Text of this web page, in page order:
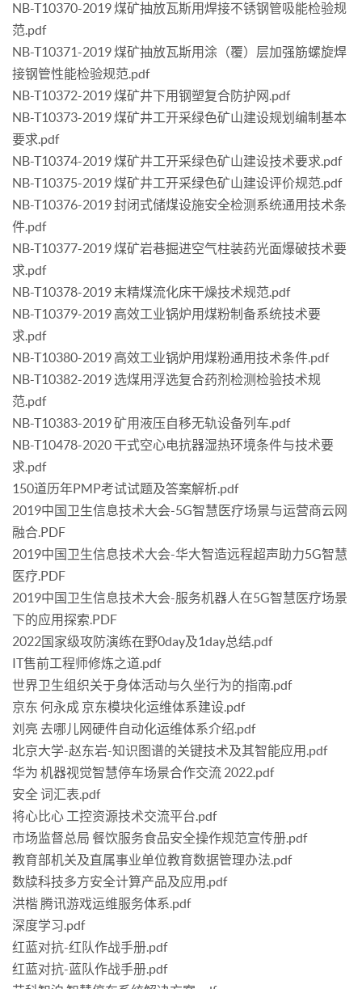
NB-T10370-2019 煤矿抽放瓦斯用焊接不锈钢管吸能检验规
范.pdf
NB-T10371-2019 煤矿抽放瓦斯用涂（覆）层加强筋螺旋焊
接钢管性能检验规范.pdf
NB-T10372-2019 煤矿井下用钢塑复合防护网.pdf
NB-T10373-2019 煤矿井工开采绿色矿山建设规划编制基本
要求.pdf
NB-T10374-2019 煤矿井工开采绿色矿山建设技术要求.pdf
NB-T10375-2019 煤矿井工开采绿色矿山建设评价规范.pdf
NB-T10376-2019 封闭式储煤设施安全检测系统通用技术条
件.pdf
NB-T10377-2019 煤矿岩巷掘进空气柱装药光面爆破技术要
求.pdf
NB-T10378-2019 末精煤流化床干燥技术规范.pdf
NB-T10379-2019 高效工业锅炉用煤粉制备系统技术要
求.pdf
NB-T10380-2019 高效工业锅炉用煤粉通用技术条件.pdf
NB-T10382-2019 选煤用浮选复合药剂检测检验技术规
范.pdf
NB-T10383-2019 矿用液压自移无轨设备列车.pdf
NB-T10478-2020 干式空心电抗器湿热环境条件与技术要
求.pdf
150道历年PMP考试试题及答案解析.pdf
2019中国卫生信息技术大会-5G智慧医疗场景与运营商云网
融合.PDF
2019中国卫生信息技术大会-华大智造远程超声助力5G智慧
医疗.PDF
2019中国卫生信息技术大会-服务机器人在5G智慧医疗场景
下的应用探索.PDF
2022国家级攻防演练在野0day及1day总结.pdf
IT售前工程师修炼之道.pdf
世界卫生组织关于身体活动与久坐行为的指南.pdf
京东 何永成 京东模块化运维体系建设.pdf
刘亮 去哪儿网硬件自动化运维体系介绍.pdf
北京大学-赵东岩-知识图谱的关键技术及其智能应用.pdf
华为 机器视觉智慧停车场景合作交流 2022.pdf
安全 词汇表.pdf
将心比心 工控资源技术交流平台.pdf
市场监督总局 餐饮服务食品安全操作规范宣传册.pdf
教育部机关及直属事业单位教育数据管理办法.pdf
数牍科技多方安全计算产品及应用.pdf
洪楷 腾讯游戏运维服务体系.pdf
深度学习.pdf
红蓝对抗-红队作战手册.pdf
红蓝对抗-蓝队作战手册.pdf